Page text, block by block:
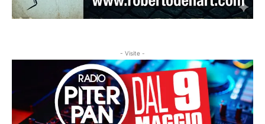
- Visite -